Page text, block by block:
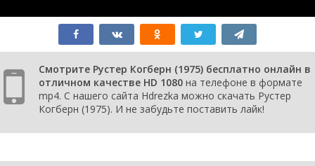
Смотрите Рустер Когберн (1975) бесплатно онлайн в
отличном качестве HD 1080 на телефоне в формате
mp4. С нашего сайта Hdrezka можно скачать Рустер
Когберн (1975). И не забудьте поставить лайк!